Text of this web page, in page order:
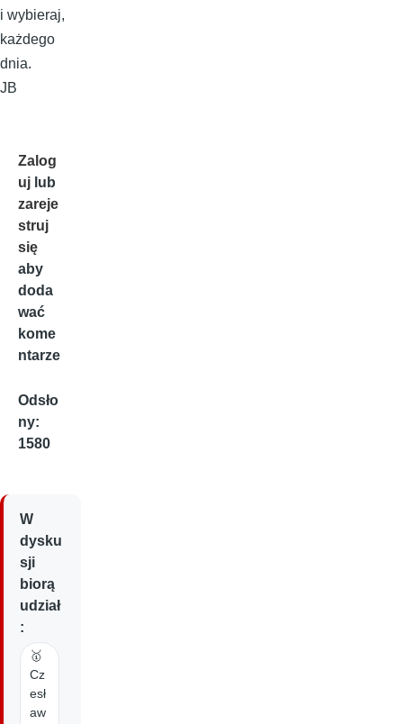
i wybieraj,
każdego
dnia.
JB
Zalog
uj lub
zareje
struj
się
aby
doda
wać
kome
ntarze
Odsło
ny:
1580
W
dysku
sji
biorą
udział
:
🥇
Cz
esł
aw